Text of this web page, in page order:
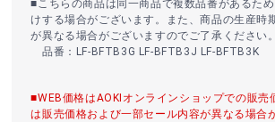
■こちらの商品は同一商品で複数品番があるた
けする場合がございます。また、商品の生産時
が異なる場合がございますのでご了承ください。
品番：LF-BFTB3G LF-BFTB3J LF-BFTB3K
■WEB価格はAOKIオンラインショップでの販売
は販売価格および一部セール内容が異なる場合